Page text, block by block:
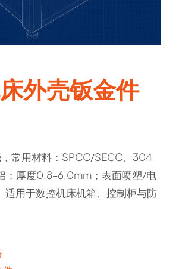
外壳钣金件
常用材料：SPCC/SECC、304
；厚度0.8–6.0mm；表面喷塑/电
适用于数控机床机箱、控制柜与防